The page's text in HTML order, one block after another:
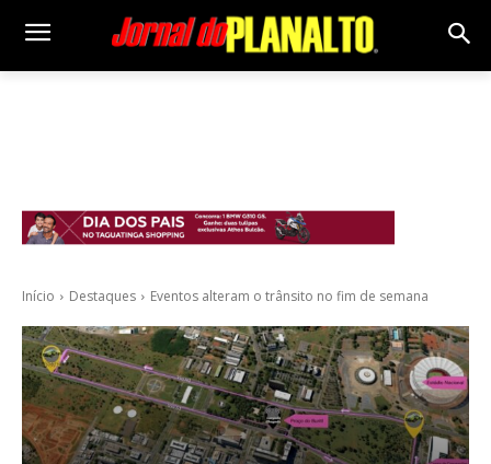
Início Destaques Eventos alteram o trânsito no fim de semana